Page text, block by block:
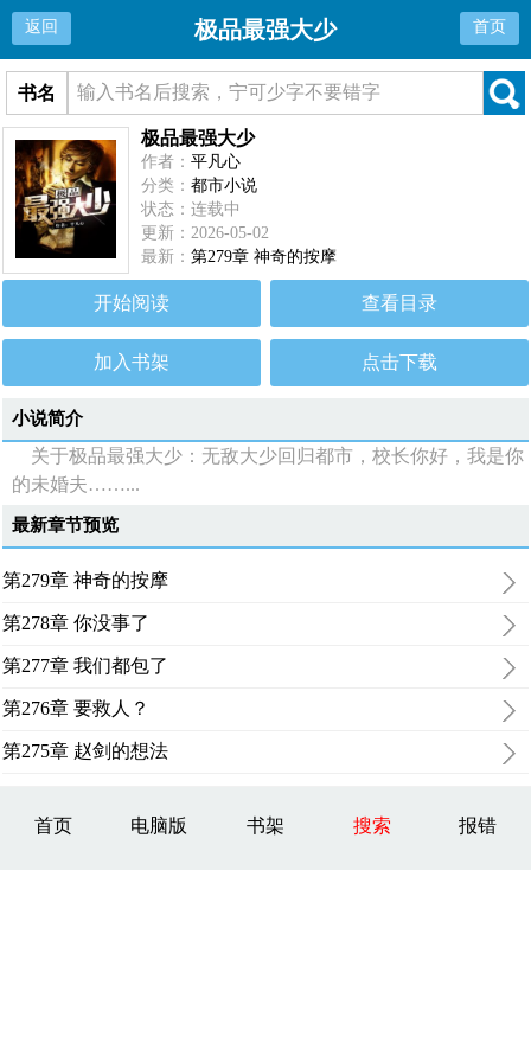
返回 极品最强大少 首页
书名
极品最强大少
作者：平凡心
分类：都市小说
状态：连载中
更新：2026-05-02
最新：第279章 神奇的按摩
开始阅读 查看目录
加入书架 点击下载
小说简介
关于极品最强大少：无敌大少回归都市，校长你好，我是你
的未婚夫……...
最新章节预览
第279章 神奇的按摩
第278章 你没事了
第277章 我们都包了
第276章 要救人？
第275章 赵剑的想法
首页 电脑版 书架 搜索 报错